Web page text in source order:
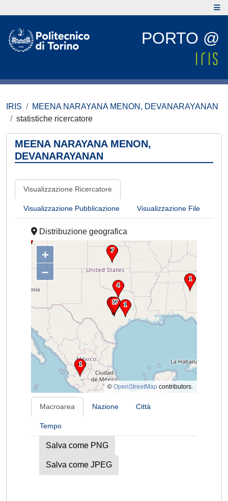
PORTO @
IRIS
MEENA NARAYANA MENON, DEVANARAYANAN
statistiche ricercatore
MEENA NARAYANA MENON,
DEVANARAYANAN
Visualizzazione Ricercatore
Visualizzazione Pubblicazione Visualizzazione File
Distribuzione geografica
+
–
© OpenStreetMap contributors.
Macroarea Nazione Città
Tempo
Salva come PNG
Salva come JPEG